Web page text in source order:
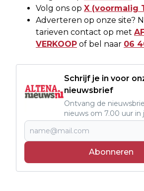
Volg ons op X (voormalig
Adverteren op onze site?
tarieven contact op met
VERKOOP of bel naar 06
Schrijf je in voor
nieuwsbrief
Ontvang de
nieuws om 7.00 uur in
Abonneren